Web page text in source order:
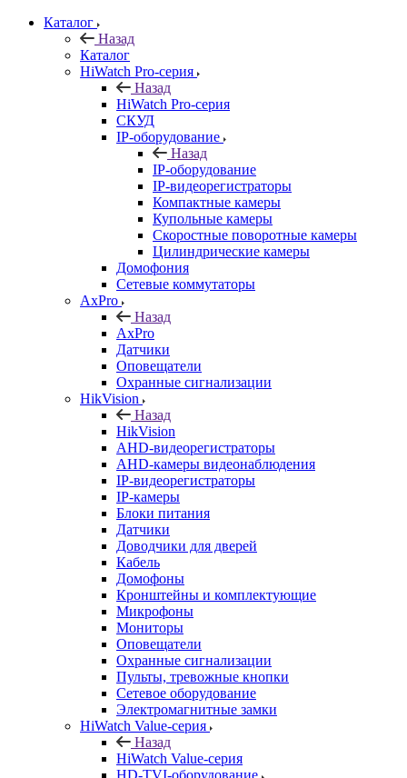
Каталог
Назад
Каталог
HiWatch Pro-серия
Назад
HiWatch Pro-серия
CКУД
IP-оборудование
Назад
IP-оборудование
IP-видеорегистраторы
Компактные камеры
Купольные камеры
Скоростные поворотные камеры
Цилиндрические камеры
Домофония
Сетевые коммутаторы
AxPro
Назад
AxPro
Датчики
Оповещатели
Охранные сигнализации
HikVision
Назад
HikVision
AHD-видеорегистраторы
AHD-камеры видеонаблюдения
IP-видеорегистраторы
IP-камеры
Блоки питания
Датчики
Доводчики для дверей
Кабель
Домофоны
Кронштейны и комплектующие
Микрофоны
Мониторы
Оповещатели
Охранные сигнализации
Пульты, тревожные кнопки
Сетевое оборудование
Электромагнитные замки
HiWatch Value-серия
Назад
HiWatch Value-серия
HD-TVI-оборудование